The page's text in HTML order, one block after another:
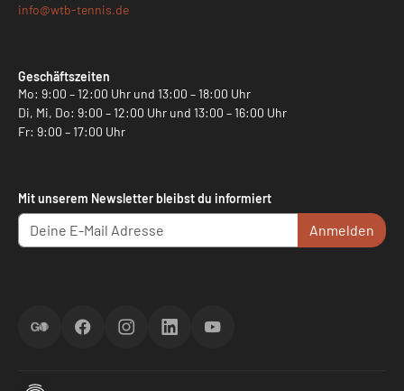
info@wtb-tennis.de
Geschäftszeiten
Mo: 9:00 – 12:00 Uhr und 13:00 – 18:00 Uhr
Di, Mi, Do: 9:00 – 12:00 Uhr und 13:00 – 16:00 Uhr
Fr: 9:00 – 17:00 Uhr
Mit unserem Newsletter bleibst du informiert
Anmelden
ScoreGOFacebookInstagramLinkedInYouTube